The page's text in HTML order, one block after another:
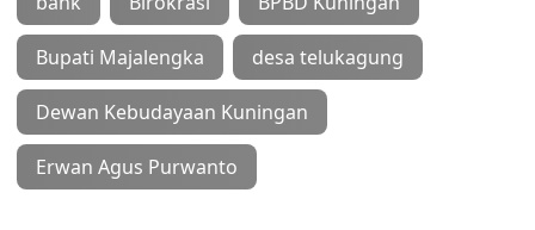
Bupati Majalengka desa telukagung
Dewan Kebudayaan Kuningan
Erwan Agus Purwanto